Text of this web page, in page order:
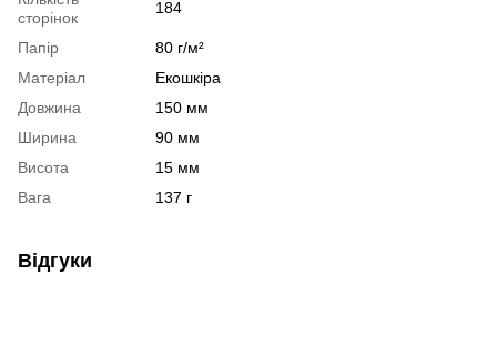
сторінок
184
Папір
80 г/м²
Матеріал
Екошкіра
Довжина
150 мм
Ширина
90 мм
Висота
15 мм
Вага
137 г
Відгуки